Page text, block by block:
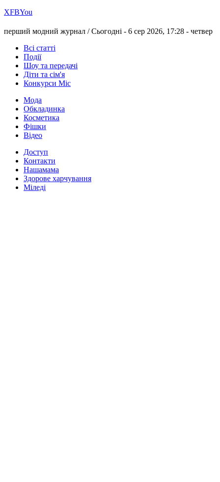
ХFBYou
перший модний журнал /Сьогодні - 6 сер 2026, 17:28 - четвер
Всі статті
Події
Шоу та передачі
Діти та сім'я
Конкурси Міс
Мода
Обкладинка
Косметика
Фішки
Відео
Доступ
Контакти
Нашамама
Здорове харчування
Міледі